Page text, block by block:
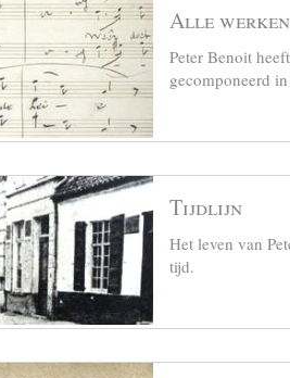
Alle werken
Peter Benoit
gecomponeerd
Tijdlijn
Het leven van
tijd.